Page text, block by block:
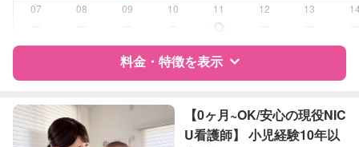
音楽レッスン
絵・工作レッスン
定期予約 お引き受けしていません
お子様の撮影
（定期特典）
対応不可
07
08 09 10 11 12 13
料金・特徴を表示
特徴 料金 レビュー
【0ヶ月~OK/安心の現役NIC
U看護師】 小児経験10年以